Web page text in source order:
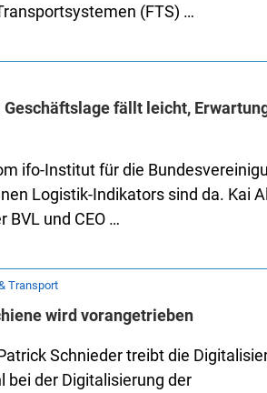
(FTS) …
fällt leicht,
ifo-Institut für die
Logistik-Indikators sind da. Kai
BVL und CEO …
Transport
wird vorangetrieben
Schnieder treibt die
bei der Digitalisierung der